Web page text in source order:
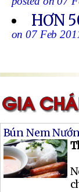
posted on 07
HƠN
on 07 Feb
Bún Nem